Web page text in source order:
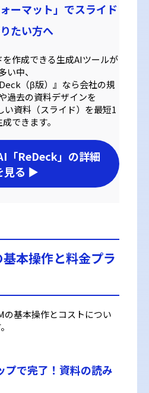
ーマット」でスライド
たい方へ
作成できる生成AIツールが
い中、
（β版）』なら会社の規
過去の資料デザインを
い資料（スライド）を最短1
できます。
「ReDeck」の詳細
見る ▶
本操作と料金プラ
基本操作とコストについ
プで完了！資料の読み